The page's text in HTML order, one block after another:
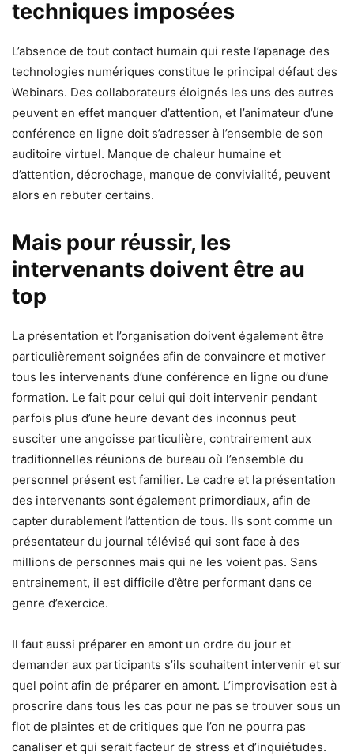
techniques imposées
L’absence de tout contact humain qui reste l’apanage des
technologies numériques constitue le principal défaut des
Webinars. Des collaborateurs éloignés les uns des autres
peuvent en effet manquer d’attention, et l’animateur d’une
conférence en ligne doit s’adresser à l’ensemble de son
auditoire virtuel. Manque de chaleur humaine et
d’attention, décrochage, manque de convivialité, peuvent
alors en rebuter certains.
Mais pour réussir, les
intervenants doivent être au
top
La présentation et l’organisation doivent également être
particulièrement soignées afin de convaincre et motiver
tous les intervenants d’une conférence en ligne ou d’une
formation. Le fait pour celui qui doit intervenir pendant
parfois plus d’une heure devant des inconnus peut
susciter une angoisse particulière, contrairement aux
traditionnelles réunions de bureau où l’ensemble du
personnel présent est familier. Le cadre et la présentation
des intervenants sont également primordiaux, afin de
capter durablement l’attention de tous. Ils sont comme un
présentateur du journal télévisé qui sont face à des
millions de personnes mais qui ne les voient pas. Sans
entrainement, il est difficile d’être performant dans ce
genre d’exercice.
Il faut aussi préparer en amont un ordre du jour et
demander aux participants s’ils souhaitent intervenir et sur
quel point afin de préparer en amont. L’improvisation est à
proscrire dans tous les cas pour ne pas se trouver sous un
flot de plaintes et de critiques que l’on ne pourra pas
canaliser et qui serait facteur de stress et d’inquiétudes.